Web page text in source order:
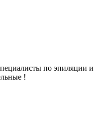
по эпиляции и
!